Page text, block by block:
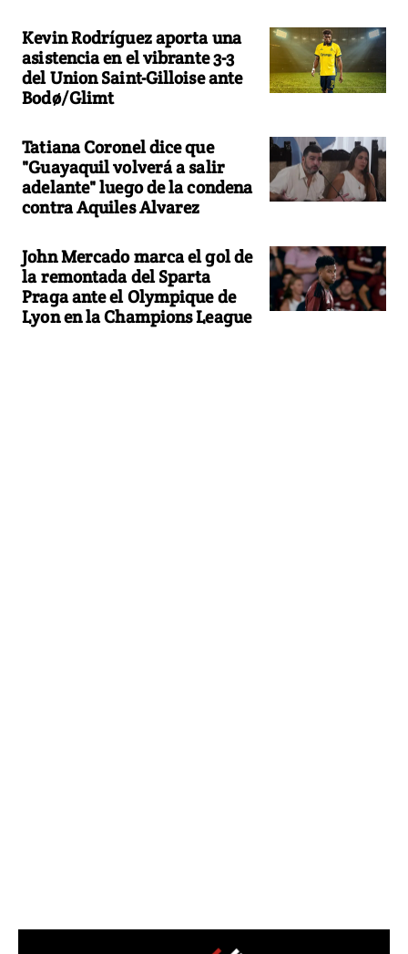
Kevin Rodríguez aporta una
asistencia en el vibrante 3-3
del Union Saint-Gilloise ante
Bodø/Glimt
Tatiana Coronel dice que
"Guayaquil volverá a salir
adelante" luego de la condena
contra Aquiles Alvarez
John Mercado marca el gol de
la remontada del Sparta
Praga ante el Olympique de
Lyon en la Champions League